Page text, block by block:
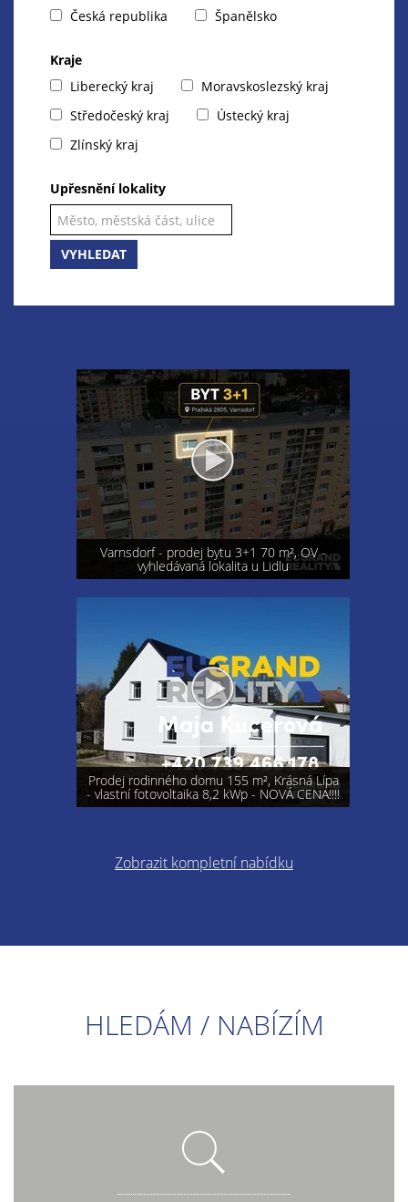
Česká republika
Španělsko
Kraje
Liberecký kraj
Moravskoslezský kraj
Středočeský kraj
Ústecký kraj
Zlínský kraj
Upřesnění lokality
VYHLEDAT
Varnsdorf - prodej bytu 3+1 70 m², OV -
vyhledávaná lokalita u Lidlu
Prodej rodinného domu 155 m², Krásná Lípa
- vlastní fotovoltaika 8,2 kWp - NOVÁ CENA!!!!
Zobrazit kompletní nabídku
HLEDÁM / NABÍZÍM